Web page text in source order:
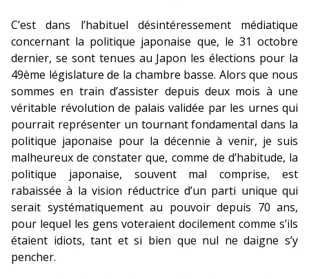
C’est dans l’habituel désintéressement médiatique
concernant la politique japonaise que, le 31 octobre
dernier, se sont tenues au Japon les élections pour la
49ème législature de la chambre basse. Alors que nous
sommes en train d’assister depuis deux mois à une
véritable révolution de palais validée par les urnes qui
pourrait représenter un tournant fondamental dans la
politique japonaise pour la décennie à venir, je suis
malheureux de constater que, comme de d’habitude, la
politique japonaise, souvent mal comprise, est
rabaissée à la vision réductrice d’un parti unique qui
serait systématiquement au pouvoir depuis 70 ans,
pour lequel les gens voteraient docilement comme s’ils
étaient idiots, tant et si bien que nul ne daigne s’y
pencher.